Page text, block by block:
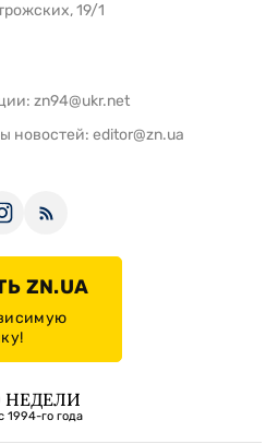
19/1
zn94@ukr.net
новостей: editor@zn.ua
ZN.UA
НЕДЕЛИ
1994-го года